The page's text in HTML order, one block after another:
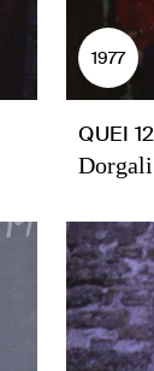
1977
QUEI